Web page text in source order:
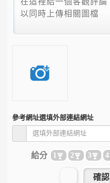
參考網址選填外部連結網址
給分 1 2 3 4